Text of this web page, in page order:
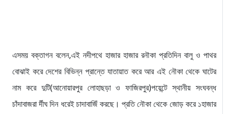
এসময় বক্তাগন বলেন,এই নদীপথে হাজার হাজার রনৗকা প্রতিদিন বালু ও পাথর
বোঝাই করে দেশের বিভিন্ন প্রান্তে যাতায়াত করে আর এই নৌকা থেকে ঘাটের
নাম করে দুটি(আনোয়ারপুর লোহাছড়া ও ফাজিরপুর)পয়েন্টে স্থানীয় সংঘবন্ধ
চাঁদাবাজরা র্দীঘ দিন ধরেই চাদাবাজিঁ করছে। প্রতি নৌকা থেকে জোড় করে ১হাজার